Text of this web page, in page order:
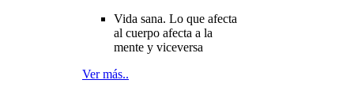
Vida sana. Lo que afecta
al cuerpo afecta a la
mente y viceversa
Ver más..